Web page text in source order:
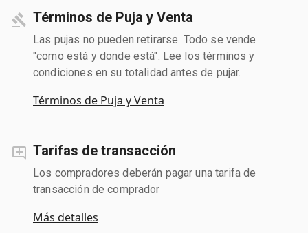
Términos de Puja y Venta
Las pujas no pueden retirarse. Todo se vende
"como está y donde está". Lee los términos y
condiciones en su totalidad antes de pujar.
Términos de Puja y Venta
Tarifas de transacción
Los compradores deberán pagar una tarifa de
transacción de comprador
Más detalles